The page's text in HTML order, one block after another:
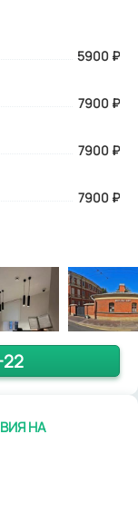
5900 ₽
7900 ₽
7900 ₽
7900 ₽
НА